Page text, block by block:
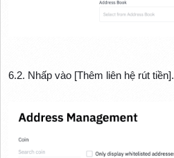
6.2. Nhấp vào [Thêm liên hệ rút tiền].